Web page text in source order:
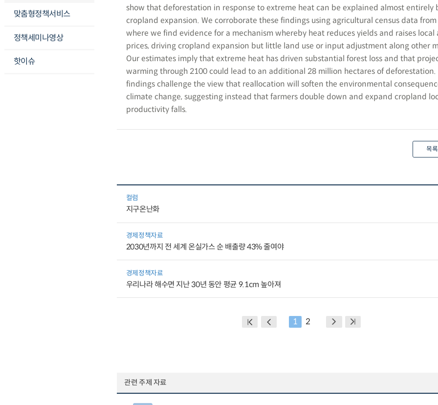
맞춤형정책서비스
정책세미나영상
핫이슈
show that deforestation in response to extreme heat can be explained almost entirely
cropland expansion. We corroborate these findings using agricultural census data from
where we find evidence for a mechanism whereby heat reduces yields and raises local
prices, driving cropland expansion but little land use or input adjustment along other
Our estimates imply that extreme heat has driven substantial forest loss and that
warming through 2100 could lead to an additional 28 million hectares of deforestation.
findings challenge the view that reallocation will soften the environmental
climate change, suggesting instead that farmers double down and expand cropland
productivity falls.
목
컬럼
지구온난화
경제정책자료
2030년까지 전 세계 온실가스 순 배출량 43% 줄여야
경제정책자료
우리나라 해수면 지난 30년 동안 평균 9.1cm 높아져
1 2
관련 주제 자료